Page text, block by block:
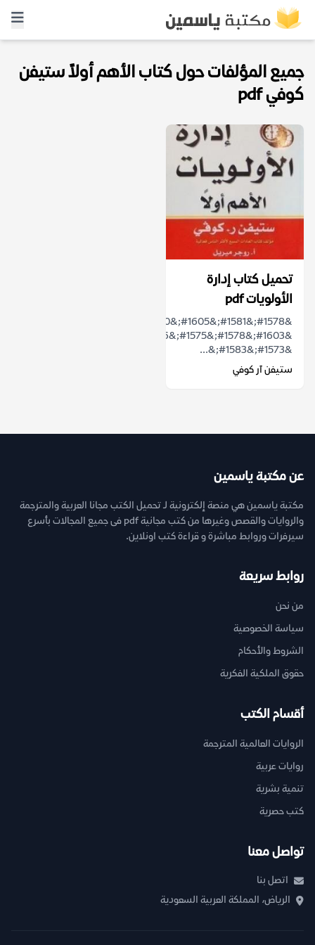
جميع المؤلفات حول كتاب الأهم أولاً ستيفن
كوفي pdf
تحميل كتاب إدارة
الأولويات pdf
&#1573;&#1583;&...
ستيفن آر كوفي
عن مكتبة ياسمين
مكتبة ياسمين هي منصة إلكترونية لـ تحميل الكتب مجانا العربية والمترجمة
والروايات والقصص وغيرها من كتب مجانية pdf فى جميع المجالات بأسرع
سيرفرات وروابط مباشرة و قراءة كتب اونلاين.
روابط سريعة
من نحن
سياسة الخصوصية
الشروط والأحكام
حقوق الملكية الفكرية
أقسام الكتب
الروايات العالمية المترجمة
روايات عربية
تنمية بشرية
كتب حصرية
تواصل معنا
اتصل بنا
الرياض، المملكة العربية السعودية